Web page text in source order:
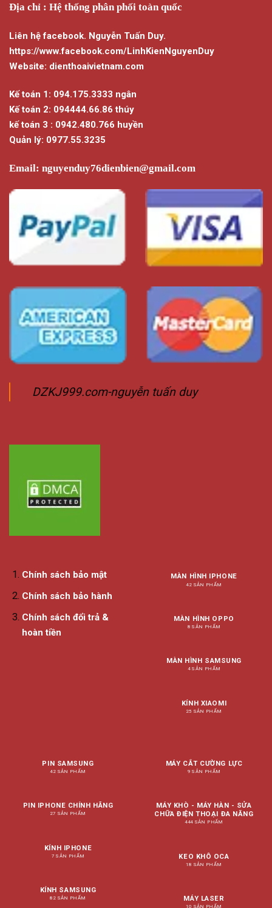
Địa chỉ : Hệ thống phân phối toàn quốc
Liên hệ facebook. Nguyễn Tuấn Duy.
https://www.facebook.com/LinhKienNguyenDuy
Website: dienthoaivietnam.com
Kế toán 1: 094.175.3333 ngân
Kế toán 2: 094444.66.86 thúy
kế toán 3 : 0942.480.766 huyền
Quản lý: 0977.55.3235
Email: nguyenduy76dienbien@gmail.com
DZKJ999.com-nguyễn tuấn duy
Chính sách bảo mật
Chính sách bảo hành
Chính sách đổi trả &
hoàn tiền
MÀN HÌNH IPHONE
42 SẢN PHẨM
MÀN HÌNH OPPO
8 SẢN PHẨM
MÀN HÌNH SAMSUNG
4 SẢN PHẨM
KÍNH XIAOMI
25 SẢN PHẨM
PIN SAMSUNG
42 SẢN PHẨM
PIN IPHONE CHÍNH HÃNG
27 SẢN PHẨM
KÍNH IPHONE
7 SẢN PHẨM
KÍNH SAMSUNG
82 SẢN PHẨM
MÁY CẮT CƯỜNG LỰC
9 SẢN PHẨM
MÁY KHÒ - MÁY HÀN - SỬA
CHỮA ĐIỆN THOẠI ĐA NĂNG
444 SẢN PHẨM
KEO KHÔ OCA
18 SẢN PHẨM
MÁY LASER
10 SẢN PHẨM